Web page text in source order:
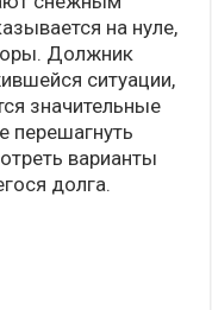
на нуле,
Должник
ситуации,
значительные
перешагнуть
варианты
долга.